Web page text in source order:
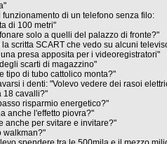
funzionamento di un telefono senza filo:
di 100 metri"
solo a quelli del palazzo di fronte?"
scritta SCART che vedo su alcuni
presa apposita per i videoregistratori"
scarti di magazzino"
tipo di tubo cattolico monta?"
i denti: "Volevo vedere dei rasoi
18 cavalli?"
risparmio energetico?"
anche l'effetto piovra?"
anche per svitare e invitare?"
walkman?"